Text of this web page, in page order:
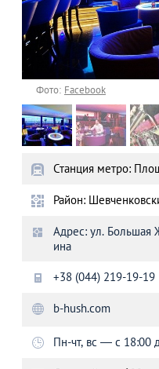
Фото: Facebook
Станция метро:
Район:
Адрес: ул. Большая
ина
+38 (044) 219-19-19
b-hush.com
Пн-чт, вс — с 18:00